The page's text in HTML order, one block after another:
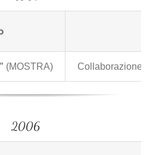
(MOSTRA) Collaborazione
2006